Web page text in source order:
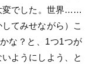
変でした。世界……
てみせながら）こ
な？と、1つ1つが
ようにしよう、と